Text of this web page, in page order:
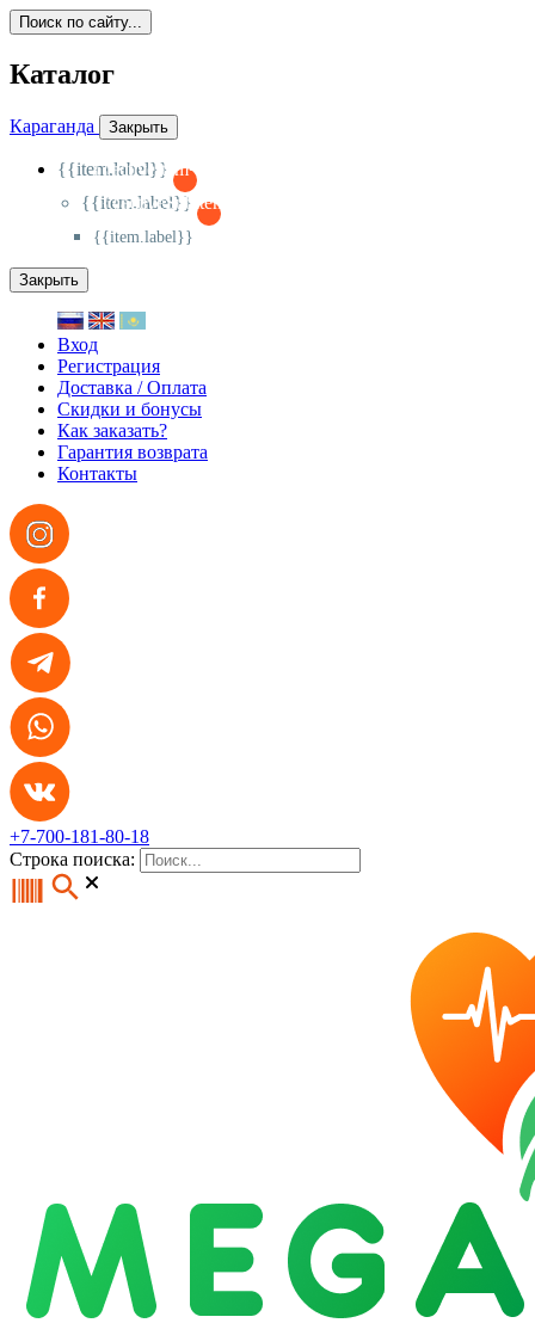
Поиск по сайту...
Каталог
Караганда Закрыть
{{item.label}}
{{activeItem==item.id?'-
{{item.label}}
{{activeSubitem==item.id?'-
{{item.label}}
Закрыть
Вход
Регистрация
Доставка / Оплата
Скидки и бонусы
Как заказать?
Гарантия возврата
Контакты
+7-700-181-80-18
Строка поиска: